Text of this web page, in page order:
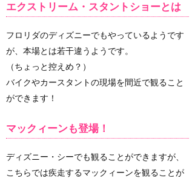
エクストリーム・スタントショーとは
フロリダのディズニーでもやっているようです
が、本場とは若干違うようです。
（ちょっと控えめ？）
バイクやカースタントの現場を間近で観ること
ができます！
マックィーンも登場！
ディズニー・シーでも観ることができますが、
こちらでは疾走するマックィーンを観ることが